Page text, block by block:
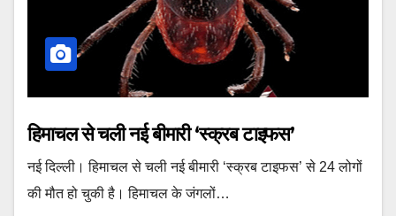
हिमाचल से चली नई बीमारी ‘स्क्रब टाइफस’
नई दिल्ली। हिमाचल से चली नई बीमारी ‘स्क्रब टाइफस’ से 24 लोगों
की मौत हो चुकी है। हिमाचल के जंगलों…